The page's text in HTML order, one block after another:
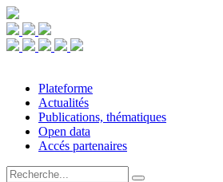
Plateforme
Actualités
Publications, thématiques
Open data
Accés partenaires